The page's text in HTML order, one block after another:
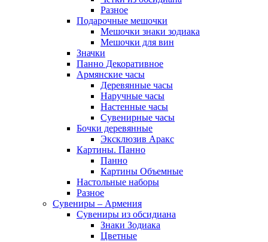
Разное
Подарочные мешочки
Мешочки знаки зодиака
Мешочки для вин
Значки
Панно Декоративное
Армянские часы
Деревянные часы
Наручные часы
Настенные часы
Сувенирные часы
Бочки деревянные
Эксклюзив Аракс
Картины. Панно
Панно
Картины Объемные
Настольные наборы
Разное
Сувениры – Армения
Сувениры из обсидиана
Знаки Зодиака
Цветные